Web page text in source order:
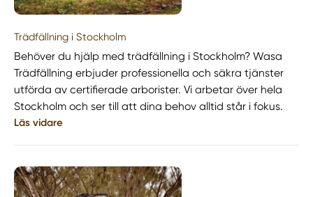
Trädfällning i Stockholm
Behöver du hjälp med trädfällning i Stockholm? Wasa
Trädfällning erbjuder professionella och säkra tjänster
utförda av certifierade arborister. Vi arbetar över hela
Stockholm och ser till att dina behov alltid står i fokus.
Läs vidare